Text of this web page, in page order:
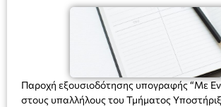
Πλαστήρα), E&G Mini market (Δημοκρατίας
και στο more.com Χώρος: 3ο Γυμνάσιο
(Είσοδος ΕΠΑ.Λ.) Έναρξη 21:15 Οργάνωση:
ΘΕΑΤΡΙΚΕΣ ΠΑΡΑΓΩΓΕΣ ΕΕ
(Ν. 5314/2026).»
Παροχή εξουσιοδότησης υπογραφής “Με
στους υπαλλήλους του Τμήματος